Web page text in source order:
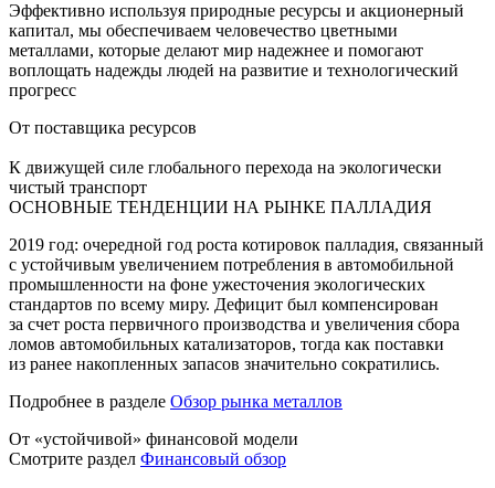
Эффективно используя природные ресурсы и акционерный
капитал, мы обеспечиваем человечество цветными
металлами, которые делают мир надежнее и помогают
воплощать надежды людей на развитие и технологический
прогресс
От поставщика ресурсов
К движущей силе глобального перехода на экологически
чистый транспорт
ОСНОВНЫЕ ТЕНДЕНЦИИ НА РЫНКЕ ПАЛЛАДИЯ
2019 год: очередной год роста котировок палладия, связанный
с устойчивым увеличением потребления в автомобильной
промышленности на фоне ужесточения экологических
стандартов по всему миру. Дефицит был компенсирован
за счет роста первичного производства и увеличения сбора
ломов автомобильных катализаторов, тогда как поставки
из ранее накопленных запасов значительно сократились.
Подробнее в разделе Обзор рынка металлов
От «устойчивой» финансовой модели
Смотрите раздел Финансовый обзор